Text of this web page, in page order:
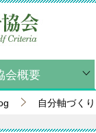
会概要
自分軸づくり